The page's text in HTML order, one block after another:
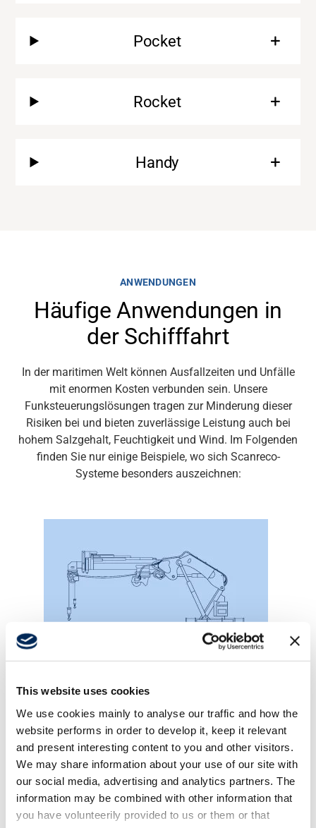
This website uses cookies
We use cookies mainly to analyse our traffic and how the
website performs in order to develop it, keep it relevant
and present interesting content to you and other visitors.
We may share information about your use of our site with
our social media, advertising and analytics partners. The
information may be combined with other information that
you have volunteerily provided to us or them or that
Pocket
Rocket
Handy
ANWENDUNGEN
Häufige Anwendungen in
der Schifffahrt
In der maritimen Welt können Ausfallzeiten und Unfälle
mit enormen Kosten verbunden sein. Unsere
Funksteuerungslösungen tragen zur Minderung dieser
Risiken bei und bieten zuverlässige Leistung auch bei
hohem Salzgehalt, Feuchtigkeit und Wind. Im Folgenden
finden Sie nur einige Beispiele, wo sich Scanreco-
Systemebesonders auszeichnen:
Schiffskräne